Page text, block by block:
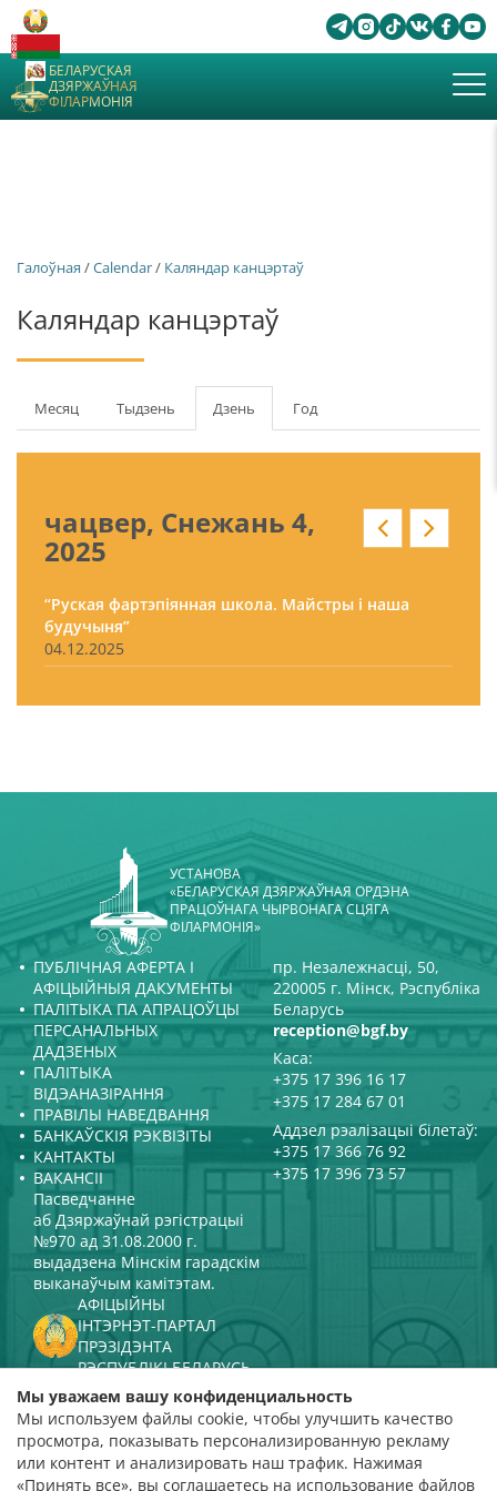
БЕЛАРУСКАЯ
ДЗЯРЖАЎНАЯ
ФІЛАРМОНІЯ
Галоўная /Calendar/ Каляндар канцэртаў
Каляндар канцэртаў
Першасныя
табы
Месяц Тыдзень Дзень (актыўны
таб)
Год
чацвер, Снежань 4,
2025
“Руская фартэпіянная школа. Майстры і наша
будучыня”
04.12.2025
УСТАНОВА
«БЕЛАРУСКАЯ ДЗЯРЖАЎНАЯ ОРДЭНА
ПРАЦОЎНАГА ЧЫРВОНАГА СЦЯГА
ФІЛАРМОНІЯ»
ПУБЛІЧНАЯ АФЕРТА І
АФІЦЫЙНЫЯ ДАКУМЕНТЫ
ПАЛІТЫКА ПА АПРАЦОЎЦЫ
ПЕРСАНАЛЬНЫХ
ДАДЗЕНЫХ
ПАЛІТЫКА
ВІДЭАНАЗІРАННЯ
ПРАВІЛЫ НАВЕДВАННЯ
БАНКАЎСКІЯ РЭКВІЗІТЫ
КАНТАКТЫ
ВАКАНСІІ
пр. Незалежнасці, 50,
220005 г. Мінск, Рэспубліка
Беларусь
reception@bgf.by
Каса:
+375 17 396 16 17
+375 17 284 67 01
Аддзел рэалізацыі білетаў:
+375 17 366 76 92
+375 17 396 73 57
Пасведчанне
аб Дзяржаўнай рэгістрацыі
№970 ад 31.08.2000 г.
выдадзена Мінскім гарадскім
выканаўчым камітэтам.
АФІЦЫЙНЫ
ІНТЭРНЭТ-ПАРТАЛ
ПРЭЗІДЭНТА
РЭСПУБЛІКІ БЕЛАРУСЬ
МІНІСТЭРСТВА КУЛЬТУРЫ
РЭСПУБЛІКІ БЕЛАРУСЬ
ПАРТАЛ
РЭЙТЫНГАВАЙ АЦЭНКІ
Мы уважаем вашу конфиденциальность
Мы используем файлы cookie, чтобы улучшить качество
просмотра, показывать персонализированную рекламу
или контент и анализировать наш трафик. Нажимая
«Принять все», вы соглашаетесь на использование файлов